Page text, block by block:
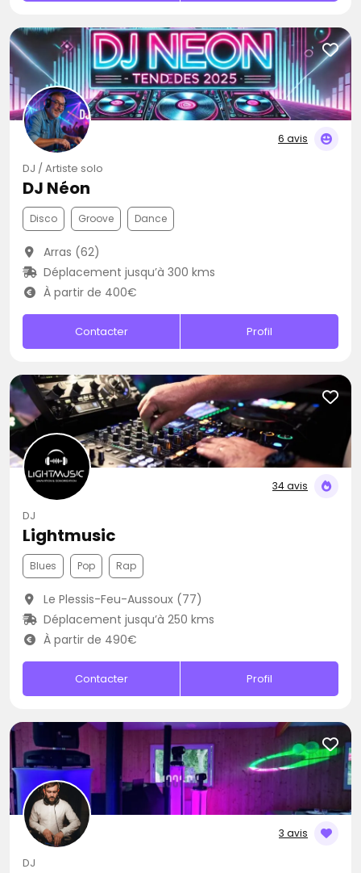
6 avis
DJ / Artiste solo
DJ Néon
Disco Groove Dance
Arras (62)
Déplacement jusqu’à 300 kms
À partir de 400€
Contacter Profil
34 avis
DJ
Lightmusic
Blues Pop Rap
Le Plessis-Feu-Aussoux (77)
Déplacement jusqu’à 250 kms
À partir de 490€
Contacter Profil
3 avis
DJ